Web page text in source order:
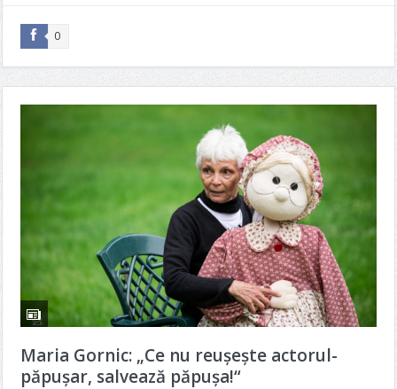
0
Maria Gornic: „Ce nu reușește actorul-
păpușar, salvează păpușa!“